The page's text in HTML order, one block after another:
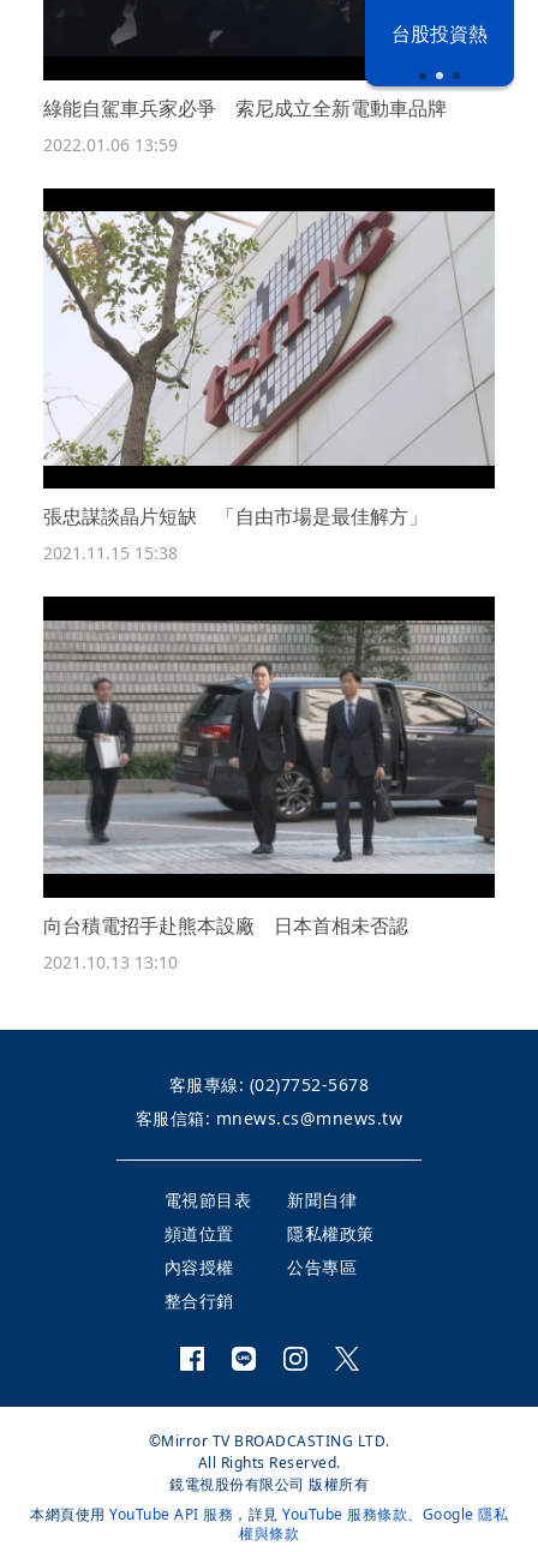
以色列 穹頂
台股投資熱
綠能自駕車兵家必爭 索尼成立全新電動車品牌
2022.01.06 13:59
張忠謀談晶片短缺 「自由市場是最佳解方」
2021.11.15 15:38
向台積電招手赴熊本設廠 日本首相未否認
2021.10.13 13:10
客服專線: (02)7752-5678
客服信箱: mnews.cs@mnews.tw
電視節目表
新聞自律
頻道位置
隱私權政策
內容授權
公告專區
整合行銷
©Mirror TV BROADCASTING LTD.
All Rights Reserved.
鏡電視股份有限公司 版權所有
本網頁使用 YouTube API 服務 ，詳見 YouTube 服務條款、 Google 隱私
權與條款